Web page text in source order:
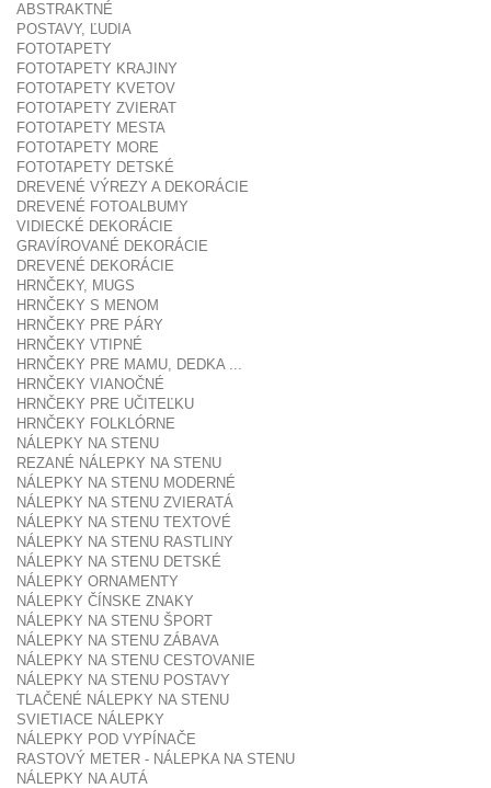
ABSTRAKTNÉ
POSTAVY, ĽUDIA
FOTOTAPETY
FOTOTAPETY KRAJINY
FOTOTAPETY KVETOV
FOTOTAPETY ZVIERAT
FOTOTAPETY MESTA
FOTOTAPETY MORE
FOTOTAPETY DETSKÉ
DREVENÉ VÝREZY A DEKORÁCIE
DREVENÉ FOTOALBUMY
VIDIECKÉ DEKORÁCIE
GRAVÍROVANÉ DEKORÁCIE
DREVENÉ DEKORÁCIE
HRNČEKY, MUGS
HRNČEKY S MENOM
HRNČEKY PRE PÁRY
HRNČEKY VTIPNÉ
HRNČEKY PRE MAMU, DEDKA ...
HRNČEKY VIANOČNÉ
HRNČEKY PRE UČITEĽKU
HRNČEKY FOLKLÓRNE
NÁLEPKY NA STENU
REZANÉ NÁLEPKY NA STENU
NÁLEPKY NA STENU MODERNÉ
NÁLEPKY NA STENU ZVIERATÁ
NÁLEPKY NA STENU TEXTOVÉ
NÁLEPKY NA STENU RASTLINY
NÁLEPKY NA STENU DETSKÉ
NÁLEPKY ORNAMENTY
NÁLEPKY ČÍNSKE ZNAKY
NÁLEPKY NA STENU ŠPORT
NÁLEPKY NA STENU ZÁBAVA
NÁLEPKY NA STENU CESTOVANIE
NÁLEPKY NA STENU POSTAVY
TLAČENÉ NÁLEPKY NA STENU
SVIETIACE NÁLEPKY
NÁLEPKY POD VYPÍNAČE
RASTOVÝ METER - NÁLEPKA NA STENU
NÁLEPKY NA AUTÁ